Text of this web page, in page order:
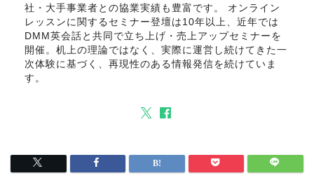
社・大手事業者との協業実績も豊富です。 オンライン
レッスンに関するセミナー登壇は10年以上、近年では
DMM英会話と共同で立ち上げ・売上アップセミナーを
開催。机上の理論ではなく、実際に運営し続けてきた一
次体験に基づく、再現性のある情報発信を続けていま
す。